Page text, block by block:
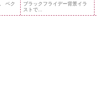
ベク
ブラックフライデー背景イラ
ストで...